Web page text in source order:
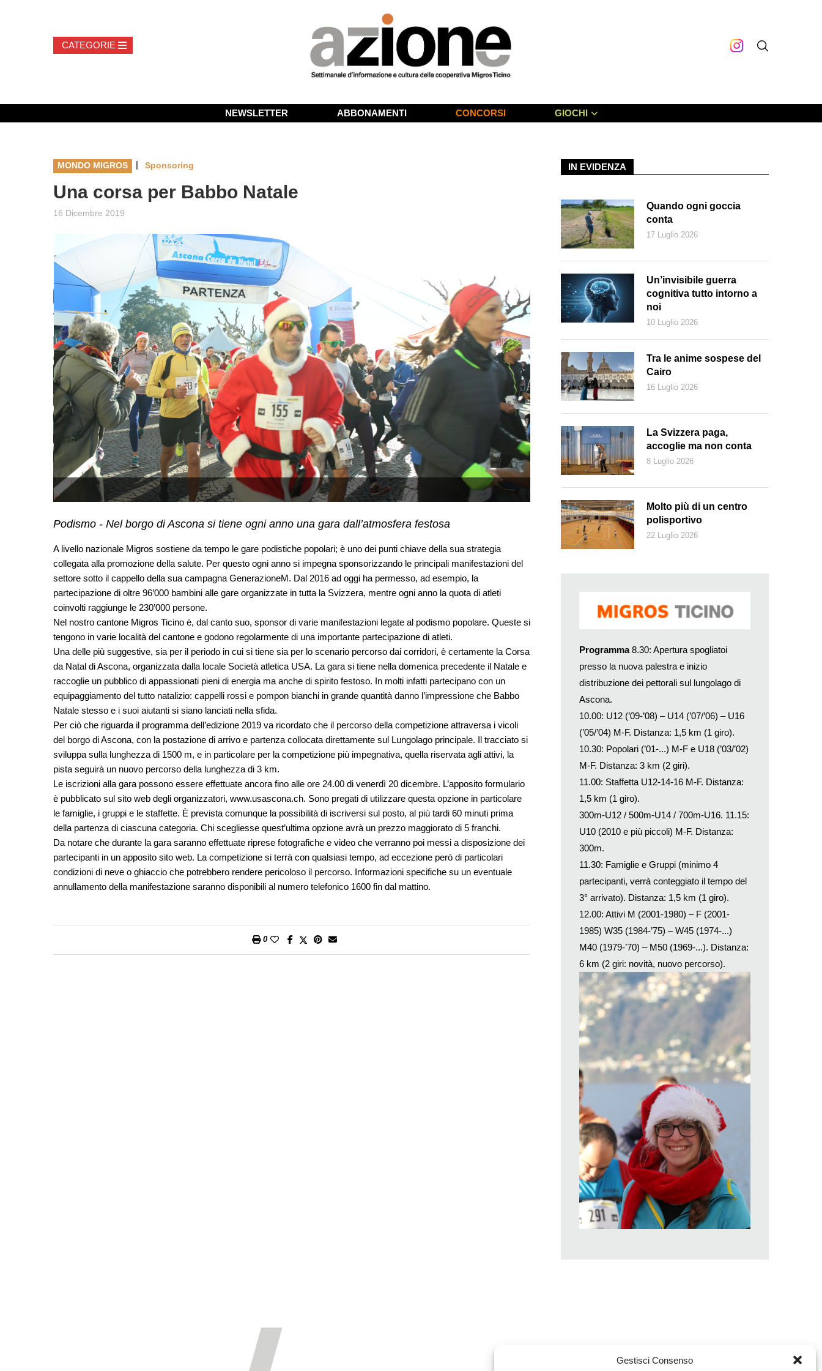
Gestisci Consenso
NEWSLETTER ABBONAMENTI CONCORSI GIOCHI
MONDO MIGROS | Sponsoring
Una corsa per Babbo Natale
16 Dicembre 2019
Podismo - Nel borgo di Ascona si tiene ogni anno una gara dall’atmosfera festosa
A livello nazionale Migros sostiene da tempo le gare podistiche popolari; è uno dei punti chiave della sua strategia
collegata alla promozione della salute. Per questo ogni anno si impegna sponsorizzando le principali manifestazioni del
settore sotto il cappello della sua campagna GenerazioneM. Dal 2016 ad oggi ha permesso, ad esempio, la
partecipazione di oltre 96’000 bambini alle gare organizzate in tutta la Svizzera, mentre ogni anno la quota di atleti
coinvolti raggiunge le 230’000 persone.
Nel nostro cantone Migros Ticino è, dal canto suo, sponsor di varie manifestazioni legate al podismo popolare. Queste si
tengono in varie località del cantone e godono regolarmente di una importante partecipazione di atleti.
Una delle più suggestive, sia per il periodo in cui si tiene sia per lo scenario percorso dai corridori, è certamente la Corsa
da Natal di Ascona, organizzata dalla locale Società atletica USA. La gara si tiene nella domenica precedente il Natale e
raccoglie un pubblico di appassionati pieni di energia ma anche di spirito festoso. In molti infatti partecipano con un
equipaggiamento del tutto natalizio: cappelli rossi e pompon bianchi in grande quantità danno l’impressione che Babbo
Natale stesso e i suoi aiutanti si siano lanciati nella sfida.
Per ciò che riguarda il programma dell’edizione 2019 va ricordato che il percorso della competizione attraversa i vicoli
del borgo di Ascona, con la postazione di arrivo e partenza collocata direttamente sul Lungolago principale. Il tracciato si
sviluppa sulla lunghezza di 1500 m, e in particolare per la competizione più impegnativa, quella riservata agli attivi, la
pista seguirà un nuovo percorso della lunghezza di 3 km.
Le iscrizioni alla gara possono essere effettuate ancora fino alle ore 24.00 di venerdì 20 dicembre. L’apposito formulario
è pubblicato sul sito web degli organizzatori, www.usascona.ch. Sono pregati di utilizzare questa opzione in particolare
le famiglie, i gruppi e le staffette. È prevista comunque la possibilità di iscriversi sul posto, al più tardi 60 minuti prima
della partenza di ciascuna categoria. Chi scegliesse quest’ultima opzione avrà un prezzo maggiorato di 5 franchi.
Da notare che durante la gara saranno effettuate riprese fotografiche e video che verranno poi messi a disposizione dei
partecipanti in un apposito sito web. La competizione si terrà con qualsiasi tempo, ad eccezione però di particolari
condizioni di neve o ghiaccio che potrebbero rendere pericoloso il percorso. Informazioni specifiche su un eventuale
annullamento della manifestazione saranno disponibili al numero telefonico 1600 fin dal mattino.
0
IN EVIDENZA
Quando ogni goccia
conta
17 Luglio 2026
Un’invisibile guerra
cognitiva tutto intorno a
noi
10 Luglio 2026
Tra le anime sospese del
Cairo
16 Luglio 2026
La Svizzera paga,
accoglie ma non conta
8 Luglio 2026
Molto più di un centro
polisportivo
22 Luglio 2026
Programma8.30: Apertura spogliatoi
presso la nuova palestra e inizio
distribuzione dei pettorali sul lungolago di
Ascona.
10.00: U12 (’09-’08) – U14 (’07/’06) – U16
(’05/’04) M-F. Distanza: 1,5 km (1 giro).
10.30: Popolari (’01-...) M-F e U18 (’03/’02)
M-F. Distanza: 3 km (2 giri).
11.00: Staffetta U12-14-16 M-F. Distanza:
1,5 km (1 giro).
300m-U12 / 500m-U14 / 700m-U16. 11.15:
U10 (2010 e più piccoli) M-F. Distanza:
300m.
11.30: Famiglie e Gruppi (minimo 4
partecipanti, verrà conteggiato il tempo del
3° arrivato). Distanza: 1,5 km (1 giro).
12.00: Attivi M (2001-1980) – F (2001-
1985) W35 (1984-’75) – W45 (1974-...)
M40 (1979-’70) – M50 (1969-...). Distanza:
6 km (2 giri: novità, nuovo percorso).